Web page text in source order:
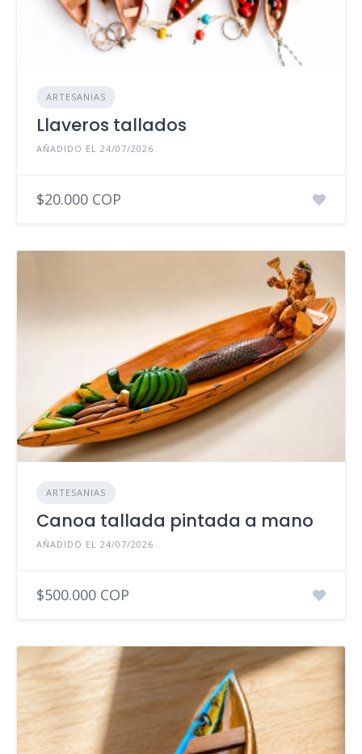
ARTESANIAS
Llaveros tallados
AÑADIDO EL 24/07/2026
$20.000 COP
ARTESANIAS
Canoa tallada pintada a mano
AÑADIDO EL 24/07/2026
$500.000 COP